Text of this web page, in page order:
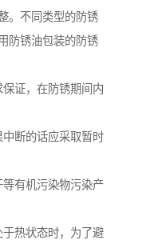
。不同类型的防锈
防锈油包装的防锈
证，在防锈期间内
断的话应采取暂时
有机污染物污染产
热状态时，为了避